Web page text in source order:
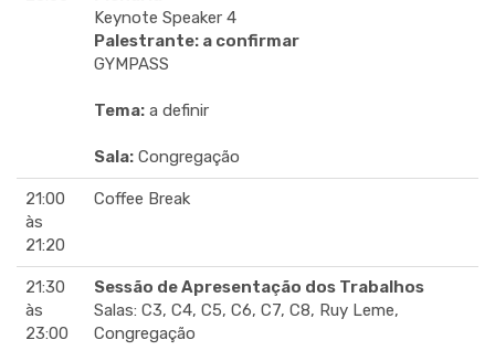
Keynote Speaker 4
Palestrante: a confirmar
GYMPASS
Tema: a definir
Sala: Congregação
21:00
às
21:20
Coffee Break
21:30
às
23:00
Sessão de Apresentação dos Trabalhos
Salas: C3, C4, C5, C6, C7, C8, Ruy Leme,
Congregação